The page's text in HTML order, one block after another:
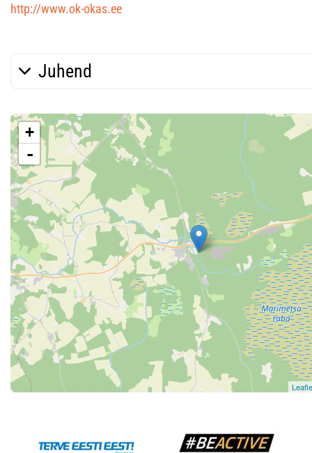
http://www.ok-okas.ee
Juhend
+
-